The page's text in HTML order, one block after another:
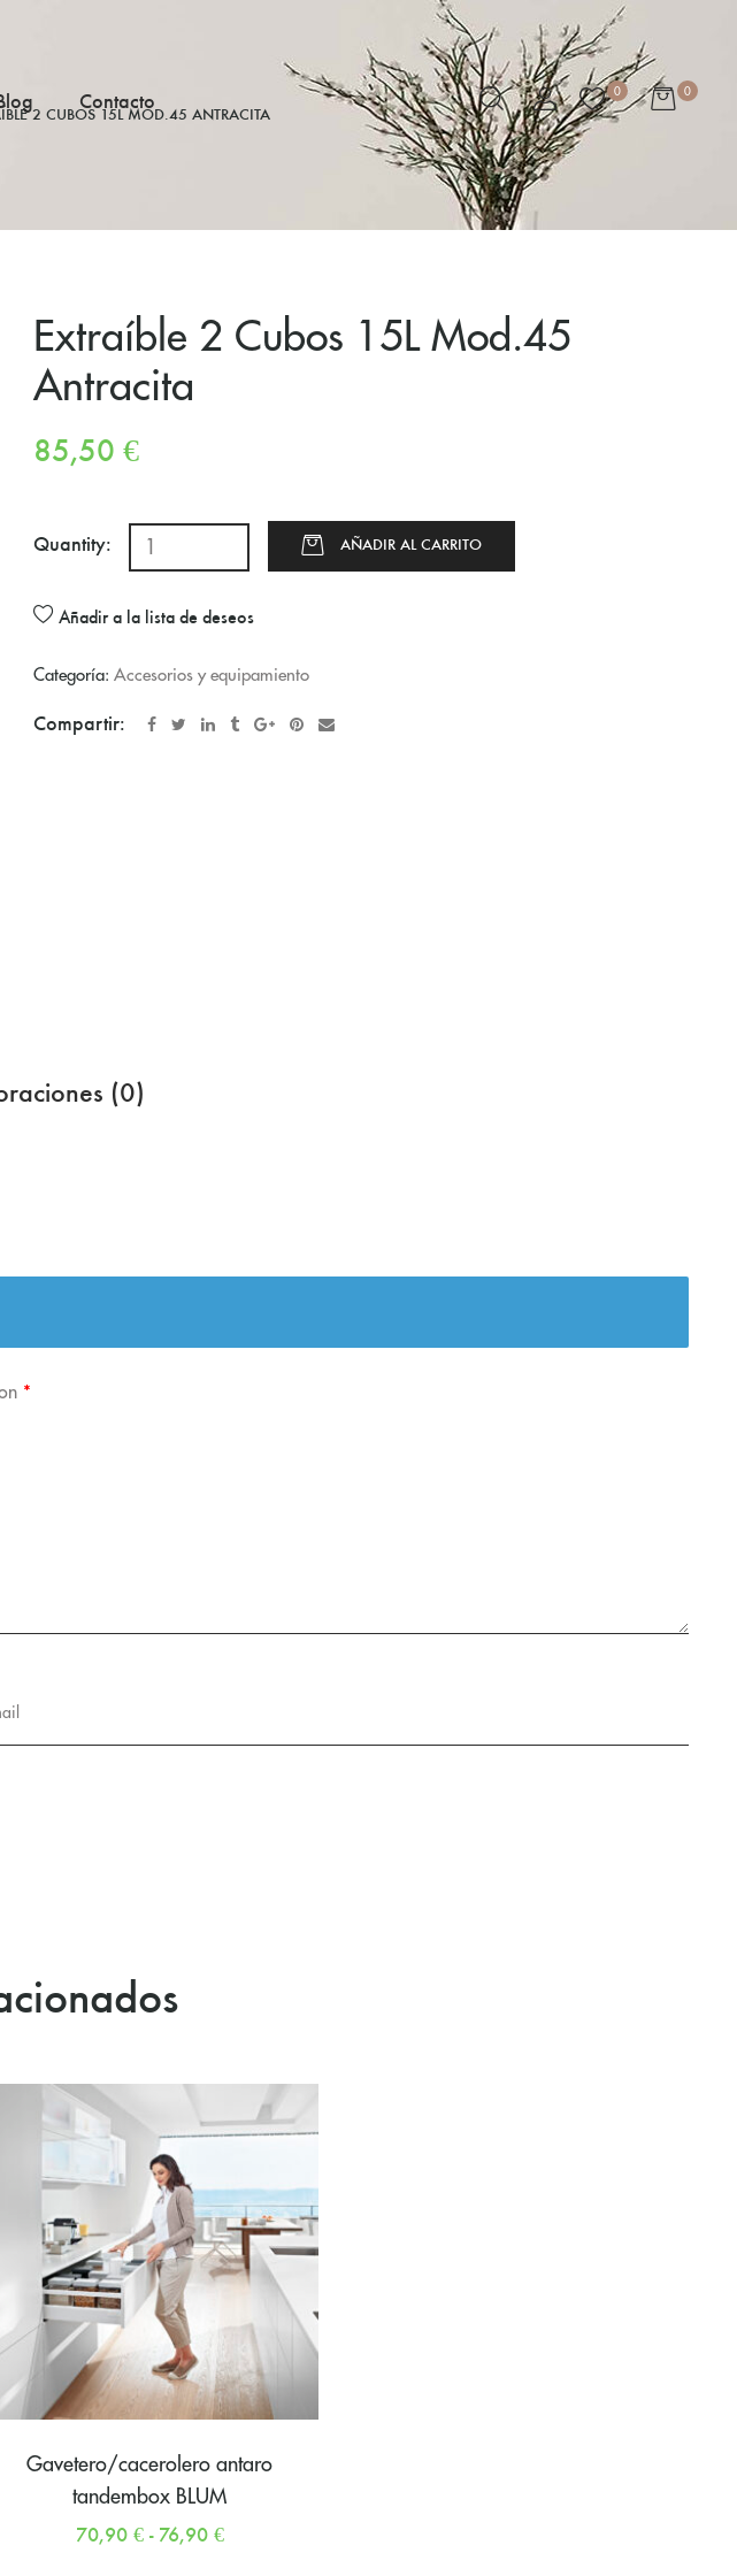
Contacto 0 0
2 CUBOS 15L MOD.45 ANTRACITA
Extraíble 2 Cubos 15L Mod.45
Antracita
85,50 €
Quantity: AÑADIR AL CARRITO
Añadir a la lista de deseos
Categoría: Accesorios y equipamiento
Compartir:
(0)
*
Gavetero/cacerolero antaro
tandembox BLUM
70,90 € - 76,90 €